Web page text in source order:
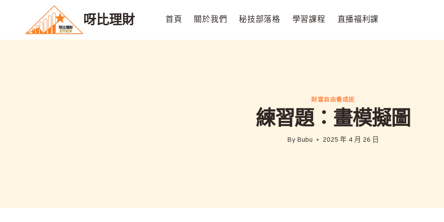
content
呀比理財 首頁 關於我們 秘技部落格 學習課程 直播福利課
財富自由養成班
練習題：畫模擬圖
By Bubu 2025 年 4 月 26 日